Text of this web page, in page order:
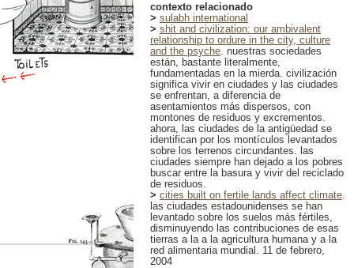
contexto relacionado
> sulabh international
> shit and civilization: our ambivalent
relationship to ordure in the city, culture
and the psyche. nuestras sociedades
están, bastante literalmente,
fundamentadas en la mierda. civilización
significa vivir en ciudades y las ciudades
se enfrentan, a diferencia de
asentamientos más dispersos, con
montones de residuos y excrementos.
ahora, las ciudades de la antigüedad se
identifican por los montículos levantados
sobre los terrenos circundantes. las
ciudades siempre han dejado a los pobres
buscar entre la basura y vivir del reciclado
de residuos.
> cities built on fertile lands affect climate.
las ciudades estadounidenses se han
levantado sobre los suelos más fértiles,
disminuyendo las contribuciones de esas
tierras a la a la agricultura humana y a la
red alimentaria mundial. 11 de febrero,
2004